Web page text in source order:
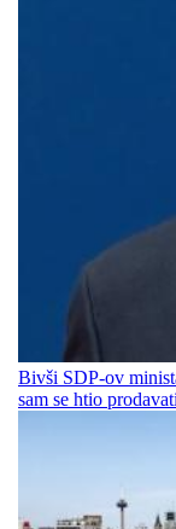
Bivši SDP-ov
sam se htio